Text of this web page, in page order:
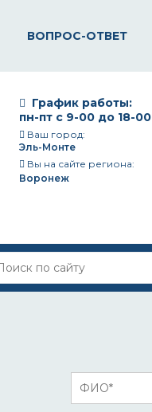
ВОПРОС-ОТВЕТ
График работы:
пн-пт с 9-00 до 18-00
Ваш город:
Эль-Монте
Вы на сайте региона:
Воронеж